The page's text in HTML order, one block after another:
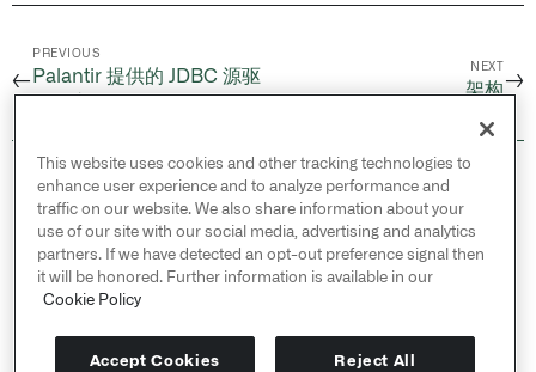
←
PREVIOUS
Palantir 提供的 JDBC 源驱
NEXT
架构→
© 2026 Palantir Technologies Inc. All rights
reserved.
Cookies Statement ↗
Privacy Statement ↗
Terms of Use ↗
Do Not Sell or Share My Personal Information
This website uses cookies and other tracking technologies to
enhance user experience and to analyze performance and
traffic on our website. We also share information about your
use of our site with our social media, advertising and analytics
partners. If we have detected an opt-out preference signal then
it will be honored. Further information is available in our
Cookie Policy
Accept Cookies Reject All